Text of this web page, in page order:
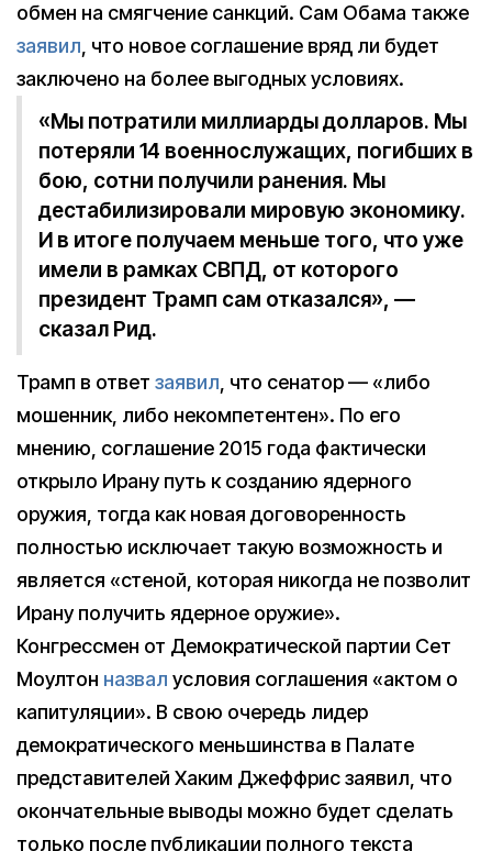
обмен на смягчение санкций. Сам Обама также
заявил, что новое соглашение вряд ли будет
заключено на более выгодных условиях.
«Мы потратили миллиарды долларов. Мы
потеряли 14 военнослужащих, погибших в
бою, сотни получили ранения. Мы
дестабилизировали мировую экономику.
И в итоге получаем меньше того, что уже
имели в рамках СВПД, от которого
президент Трамп сам отказался», —
сказал Рид.
Трамп в ответ заявил, что сенатор — «либо
мошенник, либо некомпетентен». По его
мнению, соглашение 2015 года фактически
открыло Ирану путь к созданию ядерного
оружия, тогда как новая договоренность
полностью исключает такую возможность и
является «стеной, которая никогда не позволит
Ирану получить ядерное оружие».
Конгрессмен от Демократической партии Сет
Моултон назвал условия соглашения «актом о
капитуляции». В свою очередь лидер
демократического меньшинства в Палате
представителей Хаким Джеффрис заявил, что
окончательные выводы можно будет сделать
только после публикации полного текста